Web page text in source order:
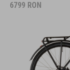
6799 RON